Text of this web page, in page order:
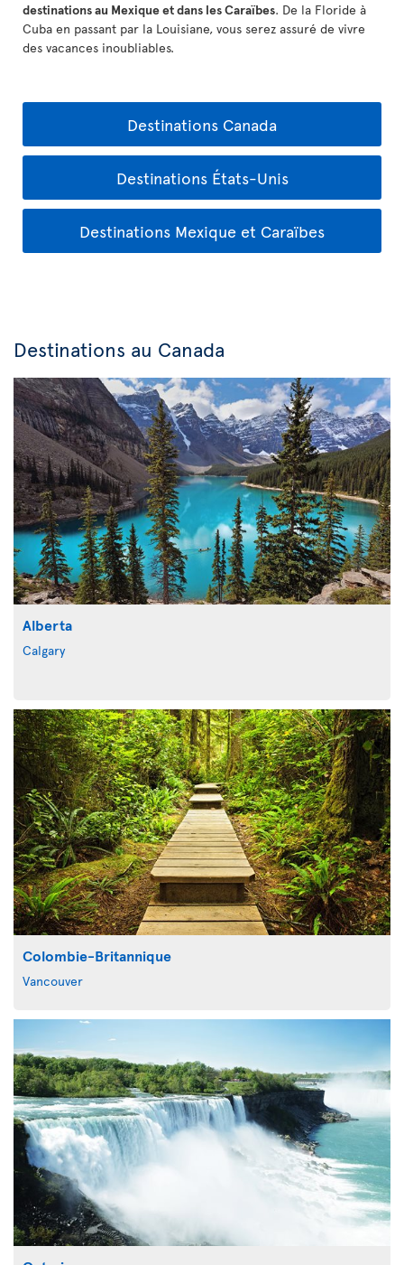
destinations au Mexique et dans les Caraïbes. De la Floride à
Cuba en passant par la Louisiane, vous serez assuré de vivre
des vacances inoubliables.
Destinations Canada
Destinations États-Unis
Destinations Mexique et Caraïbes
Destinations au Canada
Alberta
Calgary
Colombie-Britannique
Vancouver